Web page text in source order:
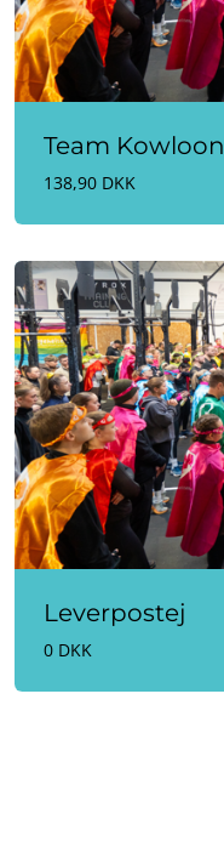
Team Kowloon
138,90 DKK
Leverpostej
0 DKK